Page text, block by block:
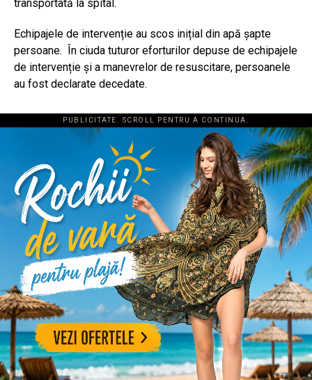
transportată la spital.
Echipajele de intervenție au scos inițial din apă șapte
persoane. În ciuda tuturor eforturilor depuse de echipajele
de intervenție și a manevrelor de resuscitare, persoanele
au fost declarate decedate.
PUBLICITATE. SCROLL PENTRU A CONTINUA.